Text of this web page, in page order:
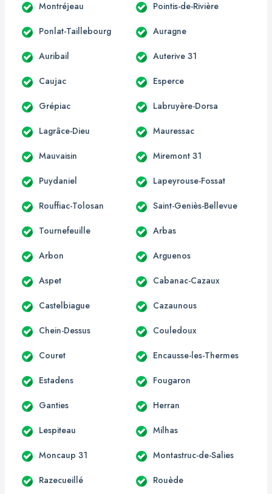
Montréjeau Pointis-de-Rivière
Ponlat-Taillebourg Auragne
Auribail Auterive 31
Caujac Esperce
Grépiac Labruyère-Dorsa
Lagrâce-Dieu Mauressac
Mauvaisin Miremont 31
Puydaniel Lapeyrouse-Fossat
Rouffiac-Tolosan Saint-Geniès-Bellevue
Tournefeuille Arbas
Arbon Arguenos
Aspet Cabanac-Cazaux
Castelbiague Cazaunous
Chein-Dessus Couledoux
Couret Encausse-les-Thermes
Estadens Fougaron
Ganties Herran
Lespiteau Milhas
Moncaup 31 Montastruc-de-Salies
Razecueillé Rouède